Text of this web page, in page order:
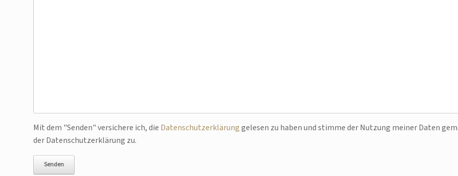
Bitte lasse dieses Feld leer.
Mit dem "Senden" versichere ich, die Datenschutzerklärunggelesen zu haben und stimme der Nutzung meiner Daten
der Datenschutzerklärung zu.